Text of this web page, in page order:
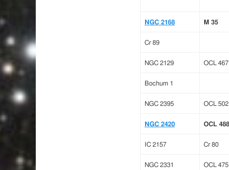
NGC 2168 M 35
Cr 89
NGC 2129 OCL 467
Bochum 1
NGC 2395 OCL 502
NGC 2420 OCL 488
IC 2157 Cr 80
NGC 2331 OCL 475